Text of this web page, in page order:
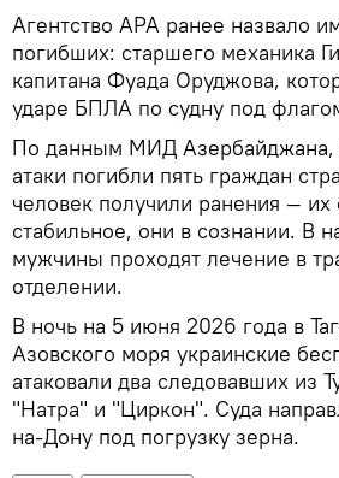
Агентство APA ранее назвало
погибших: старшего механика
капитана Фуада Оруджова,
ударе БПЛА по судну под
По данным МИД Азербайджана,
атаки погибли пять граждан
человек получили ранения — их
стабильное, они в сознании. В
мужчины проходят лечение в
отделении.
В ночь на 5 июня 2026 года в
Азовского моря украинские
атаковали два следовавших из
"Натра" и "Циркон". Суда
на-Дону под погрузку зерна.